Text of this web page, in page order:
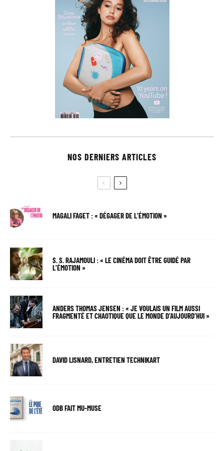
NOS DERNIERS ARTICLES
MAGALI FAGET : « DÉGAGER DE L’ÉMOTION »
S. S. RAJAMOULI : « LE CINÉMA DOIT ÊTRE GUIDÉ PAR
L’ÉMOTION »
ANDERS THOMAS JENSEN : « JE VOULAIS UN FILM AUSSI
FRAGMENTÉ ET CHAOTIQUE QUE LE MONDE D’AUJOURD’HUI »
DAVID LISNARD, ENTRETIEN TECHNIKART
ODB FAIT MU-MUSE